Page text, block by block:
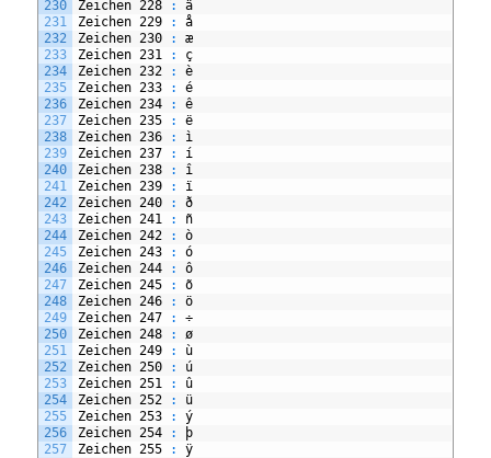
230
231
232
233
234
235
236
237
238
239
240
241
242
243
244
245
246
247
248
249
250
251
252
253
254
255
256
257
Zeichen 228 :
ä
Zeichen 229 :
å
Zeichen 230 :
æ
Zeichen 231 :
ç
Zeichen 232 :
è
Zeichen 233 :
é
Zeichen 234 :
ê
Zeichen 235 :
ë
Zeichen 236 :
ì
Zeichen 237 :
í
Zeichen 238 :
î
Zeichen 239 :
ï
Zeichen 240 :
ð
Zeichen 241 :
ñ
Zeichen 242 :
ò
Zeichen 243 :
ó
Zeichen 244 :
ô
Zeichen 245 :
õ
Zeichen 246 :
ö
Zeichen 247 :
÷
Zeichen 248 :
ø
Zeichen 249 :
ù
Zeichen 250 :
ú
Zeichen 251 :
û
Zeichen 252 :
ü
Zeichen 253 :
ý
Zeichen 254 :
þ
Zeichen 255 : ÿ